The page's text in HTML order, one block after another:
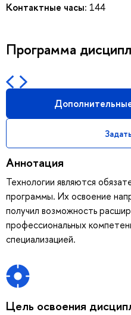
Контактные часы: 144
Программа
Аннотация
Технологии являются
программы. Их освоение
получил возможность
профессиональных
специализацией.
Цель освоения